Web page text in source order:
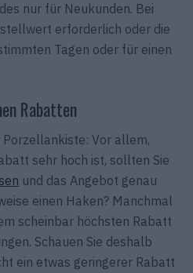
nur für Neukunden. Bei
erforderlich oder die
Tagen oder für einen
Rabatten
Vor allem,
sehr hoch ist, sollten Sie
und das Angebot genau
einen Haken? Manchmal
scheinbar höchsten Rabatt
Schauen Sie deshalb
ein etwas geringerer Rabatt